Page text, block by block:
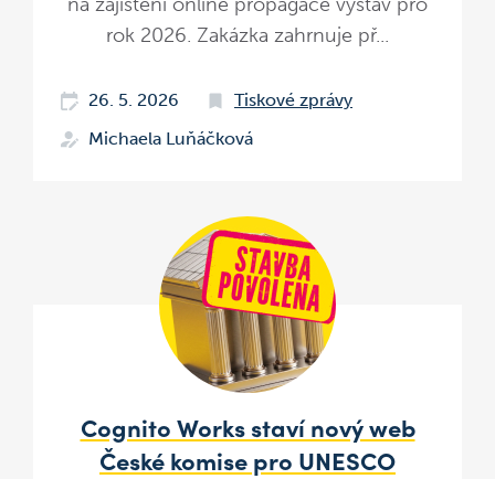
rok 2026. Zakázka zahrnuje př...
26. 5. 2026
Tiskové zprávy
Michaela Luňáčková
Cognito Works staví nový web
České komise pro UNESCO